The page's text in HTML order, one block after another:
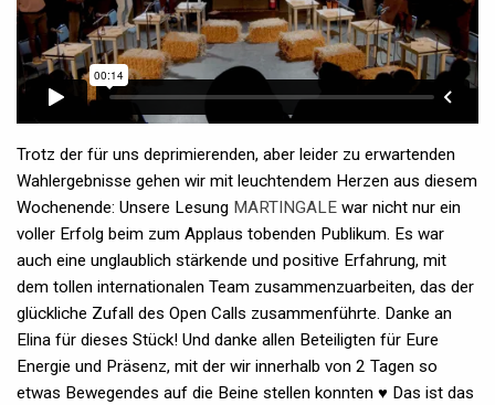
Trotz der für uns deprimierenden, aber leider zu erwartenden
Wahlergebnisse gehen wir mit leuchtendem Herzen aus diesem
Wochenende: Unsere Lesung MARTINGALE war nicht nur ein
voller Erfolg beim zum Applaus tobenden Publikum. Es war
auch eine unglaublich stärkende und positive Erfahrung, mit
dem tollen internationalen Team zusammenzuarbeiten, das der
glückliche Zufall des Open Calls zusammenführte. Danke an
Elina für dieses Stück! Und danke allen Beteiligten für Eure
Energie und Präsenz, mit der wir innerhalb von 2 Tagen so
etwas Bewegendes auf die Beine stellen konnten ♥ Das ist das